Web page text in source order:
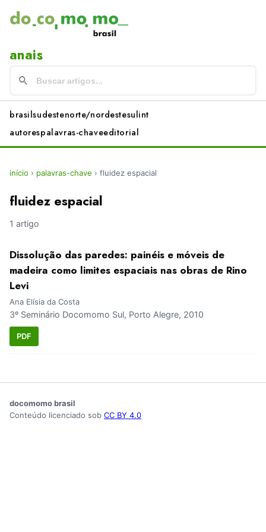
anais
brasilsudestenorte/nordestesulint
autorespalavras-chaveeditorial
início › palavras-chave › fluidez espacial
fluidez espacial
1 artigo
Dissolução das paredes: painéis e móveis de
madeira como limites espaciais nas obras de Rino
Levi
Ana Elísia da Costa
3º Seminário Docomomo Sul, Porto Alegre, 2010
PDF
docomomo brasil
Conteúdo licenciado sob CC BY 4.0